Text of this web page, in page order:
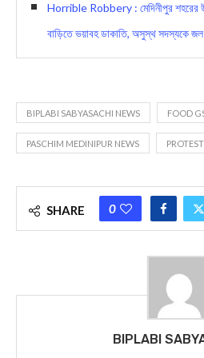
Horrible Robbery : মেদিনীপুর শহরের
বাড়িতে ভয়াবহ ডাকাতি, অসুস্থ সদস্যকে
BIPLABI SABYASACHI NEWS FOOD
PASCHIM MEDINIPUR NEWS PROTEST
SHARE 0
BIPLABI